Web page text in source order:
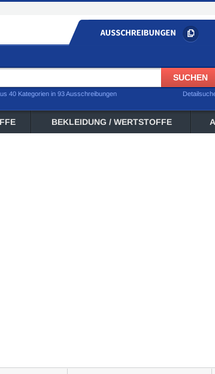
40 Kategorien in 93 Ausschreibungen
BEKLEIDUNG / WERTSTOFFE